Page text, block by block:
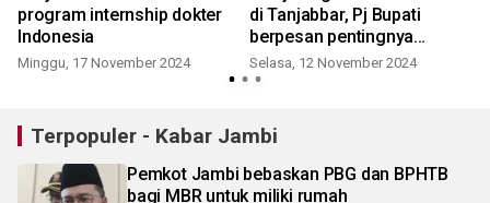
program internship dokter
Indonesia
Minggu, 17 November 2024
di Tanjabbar, Pj Bupati
berpesan pentingnya
menjaga kondusivitas
Selasa, 12 November 2024
Terpopuler - Kabar Jambi
Pemkot Jambi bebaskan PBG dan BPHTB
bagi MBR untuk miliki rumah